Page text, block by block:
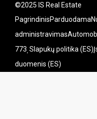
©2025 IS Real Estate
PagrindinisParduodama
administravimas
773 Slapukų politika (ES)
duomenis (ES)